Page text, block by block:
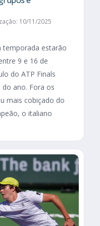
10/11/2025
temporada estarão
9 e 16 de
do ATP Finals
ano. Fora os
mais cobiçado do
o italiano